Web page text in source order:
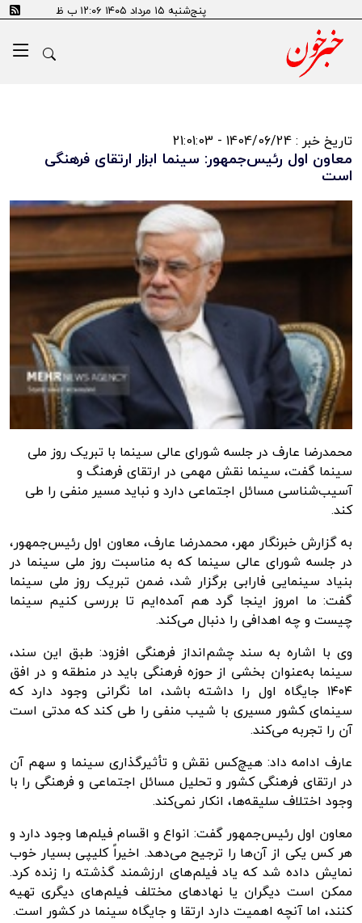
پنج‌شنبه ۱۵ مرداد ۱۴۰۵ ۱۲:۰۶ ب ظ
تاریخ خبر : 1404/06/24 - 21:01:03
معاون اول رئیس‌جمهور: سینما ابزار ارتقای فرهنگی
است
محمدرضا عارف در جلسه شورای عالی سینما با تبریک روز ملی
سینما گفت، سینما نقش مهمی در ارتقای فرهنگ و
آسیب‌شناسی مسائل اجتماعی دارد و نباید مسیر منفی را طی
کند.
به گزارش خبرنگار مهر، محمدرضا عارف، معاون اول رئیس‌جمهور،
در جلسه شورای عالی سینما که به مناسبت روز ملی سینما در
بنیاد سینمایی فارابی برگزار شد، ضمن تبریک روز ملی سینما
گفت: ما امروز اینجا گرد هم آمده‌ایم تا بررسی کنیم سینما
چیست و چه اهدافی را دنبال می‌کند.
وی با اشاره به سند چشم‌انداز فرهنگی افزود: طبق این سند،
سینما به‌عنوان بخشی از حوزه فرهنگی باید در منطقه و در افق
۱۴۰۴ جایگاه اول را داشته باشد، اما نگرانی وجود دارد که
سینمای کشور مسیری با شیب منفی را طی کند که مدتی است
آن را تجربه می‌کند.
عارف ادامه داد: هیچ‌کس نقش و تأثیرگذاری سینما و سهم آن
در ارتقای فرهنگی کشور و تحلیل مسائل اجتماعی و فرهنگی را با
وجود اختلاف سلیقه‌ها، انکار نمی‌کند.
معاون اول رئیس‌جمهور گفت: انواع و اقسام فیلم‌ها وجود دارد و
هر کس یکی از آن‌ها را ترجیح می‌دهد. اخیراً کلیپی بسیار خوب
نمایش داده شد که یاد فیلم‌های ارزشمند گذشته را زنده کرد.
ممکن است دیگران یا نهادهای مختلف فیلم‌های دیگری تهیه
کنند، اما آنچه اهمیت دارد ارتقا و جایگاه سینما در کشور است.